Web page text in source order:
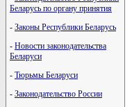
Беларусь по органу принятия
- Законы Республики Беларусь
- Новости законодательства
Беларуси
- Тюрьмы Беларуси
- Законодательство России